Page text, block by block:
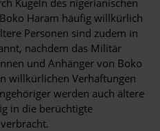
Haram häufig willkürlich
Personen sind zudem in
nachdem das Militär
und Anhänger von Boko
willkürlichen Verhaftungen
werden auch ältere
in die berüchtigte